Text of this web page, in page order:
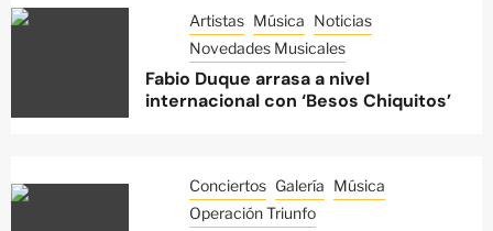
Artistas Música Noticias
Novedades Musicales
Fabio Duque arrasa a nivel
internacional con ‘Besos Chiquitos’
Conciertos Galería Música
Operación Triunfo